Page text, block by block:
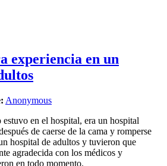
experiencia en un
Anonymous
en el hospital, era un hospital
de caerse de la cama y romperse
hospital de adultos y tuvieron que
agradecida con los médicos y
en todo momento.